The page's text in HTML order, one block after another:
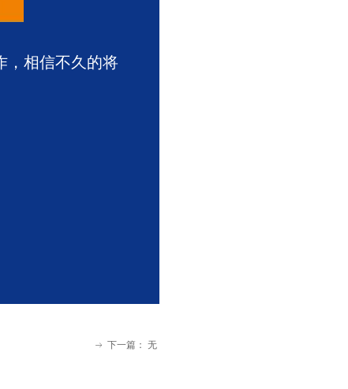
，相信不久的将
ꁹ 下一篇： 无